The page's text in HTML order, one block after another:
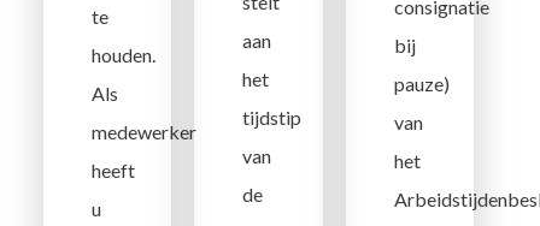
te
houden.
Als
medewerker
heeft
u
aan
het
tijdstip
van
de
consignatie
bij
pauze)
van
het